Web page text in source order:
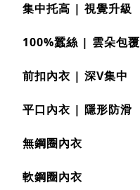
集中托高 | 視覺升級
100%蠶絲 | 雲朵包覆
前扣內衣 | 深V集中
平口內衣 | 隱形防滑
無鋼圈內衣
軟鋼圈內衣